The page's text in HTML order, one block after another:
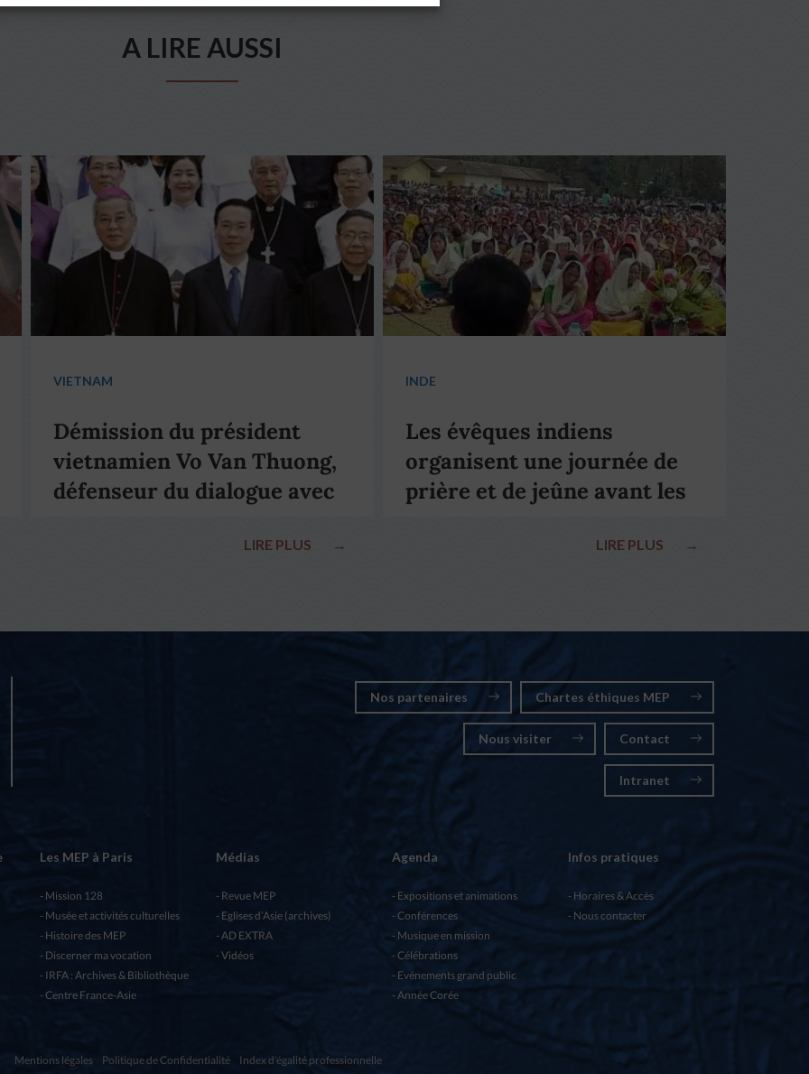
A LIRE AUSSI
VIETNAM
Démission du président
vietnamien Vo Van Thuong,
défenseur du dialogue avec
LIRE PLUS →
INDE
Les évêques indiens
organisent une journée de
prière et de jeûne avant les
LIRE PLUS →
Nos partenaires Chartes éthiques MEP
Nous visiter Contact
Intranet
Les MEP à Paris
Mission 128
Musée et activités culturelles
Histoire des MEP
Discerner ma vocation
IRFA : Archives & Bibliothèque
Centre France-Asie
Médias
Revue MEP
Eglises d’Asie (archives)
AD EXTRA
Vidéos
Agenda
Expositions et animations
Conférences
Musique en mission
Célébrations
Evénements grand public
Année Corée
Infos pratiques
Horaires & Accès
Nous contacter
Mentions légales Politique de Confidentialité Index d'égalité professionnelle